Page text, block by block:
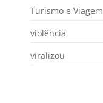
Turismo e Viagem
violência
viralizou